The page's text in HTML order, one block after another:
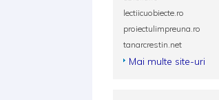
lectiicuobiecte.ro
proiectulimpreuna.ro
tanarcrestin.net
Mai multe site-uri